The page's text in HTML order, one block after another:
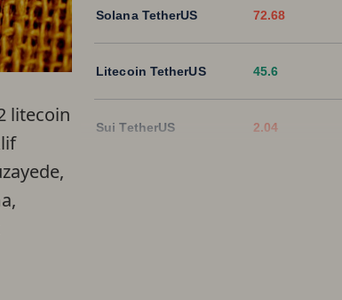
litecoin
Solana TetherUS 72.68
Litecoin TetherUS 45.6
Sui TetherUS 2.04